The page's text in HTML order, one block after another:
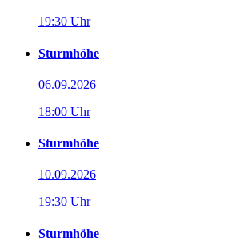
19:30 Uhr
Sturmhöhe
06.09.2026
18:00 Uhr
Sturmhöhe
10.09.2026
19:30 Uhr
Sturmhöhe